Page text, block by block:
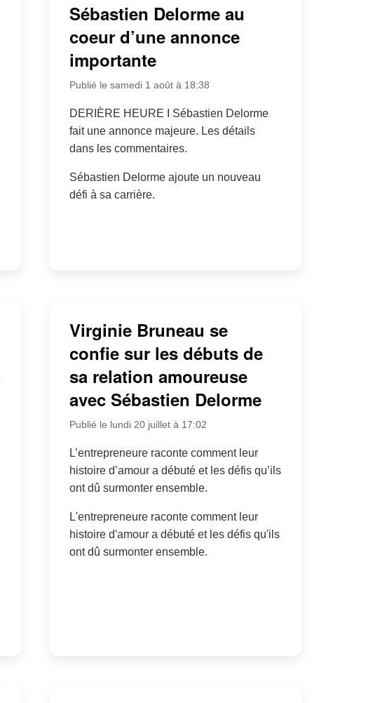
Sébastien Delorme au
coeur d’une annonce
importante
Publié le samedi 1 août à 18:38
DERIÈRE HEURE I Sébastien Delorme
fait une annonce majeure. Les détails
dans les commentaires.
Sébastien Delorme ajoute un nouveau
défi à sa carrière.
Virginie Bruneau se
confie sur les débuts de
sa relation amoureuse
avec Sébastien Delorme
Publié le lundi 20 juillet à 17:02
L’entrepreneure raconte comment leur
histoire d’amour a débuté et les défis qu’ils
ont dû surmonter ensemble.
L'entrepreneure raconte comment leur
histoire d'amour a débuté et les défis qu'ils
ont dû surmonter ensemble.